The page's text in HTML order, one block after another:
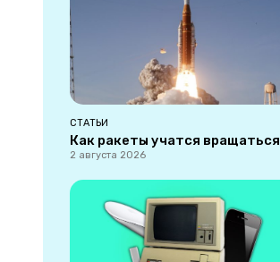
СТАТЬИ
Как ракеты учатся вращаться
2 августа 2026